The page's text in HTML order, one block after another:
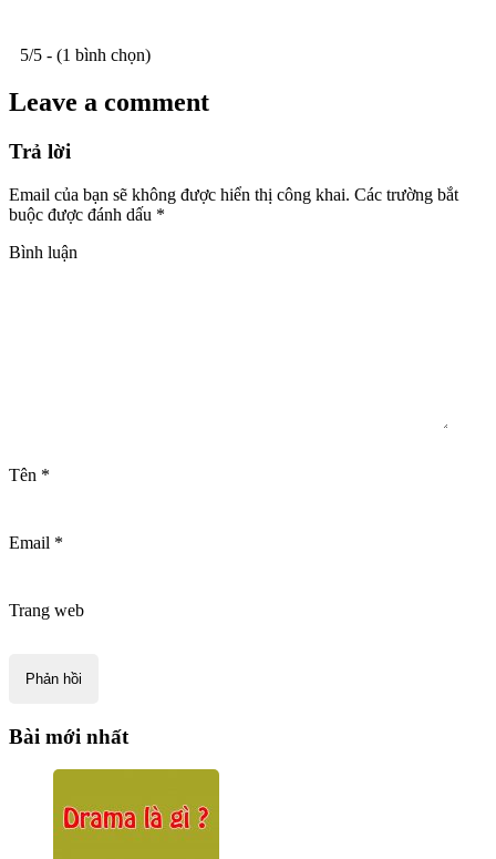
5/5 - (1 bình chọn)
Leave a comment
Trả lời
Email của bạn sẽ không được hiển thị công khai. Các trường bắt
buộc được đánh dấu *
Bình luận
Tên *
Email *
Trang web
Bài mới nhất